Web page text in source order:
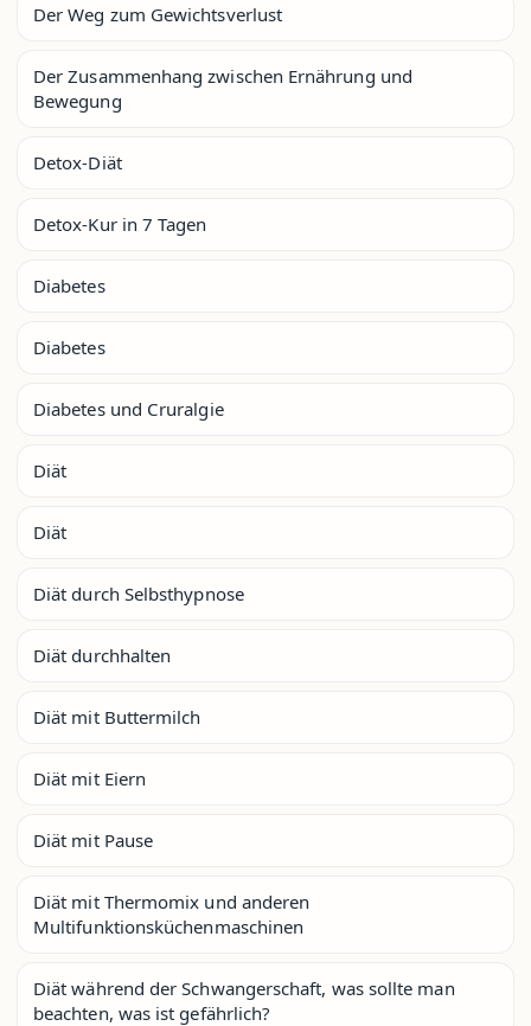
Der Weg zum Gewichtsverlust
Der Zusammenhang zwischen Ernährung und
Bewegung
Detox-Diät
Detox-Kur in 7 Tagen
Diabetes
Diabetes
Diabetes und Cruralgie
Diät
Diät
Diät durch Selbsthypnose
Diät durchhalten
Diät mit Buttermilch
Diät mit Eiern
Diät mit Pause
Diät mit Thermomix und anderen
Multifunktionsküchenmaschinen
Diät während der Schwangerschaft, was sollte man
beachten, was ist gefährlich?